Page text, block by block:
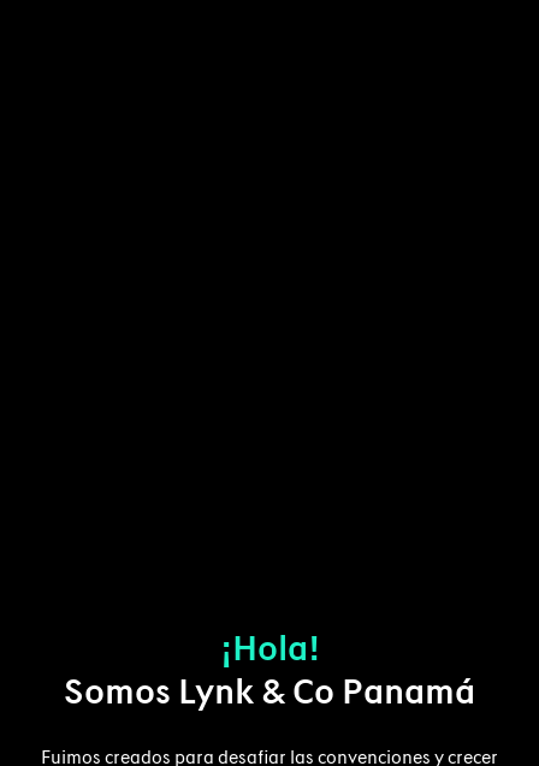
¡Hola!
Somos Lynk & Co Panamá
Fuimos creados para desaﬁar las convenciones y crecer